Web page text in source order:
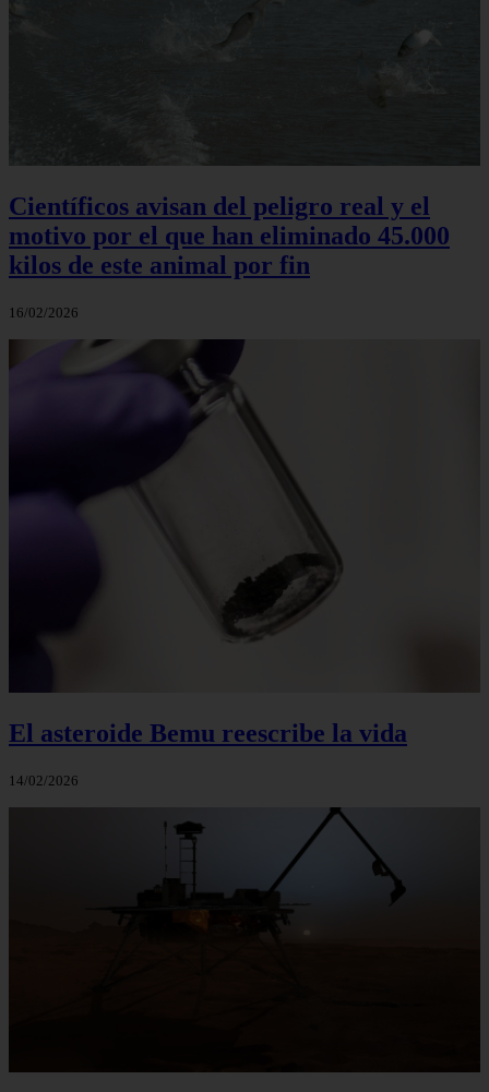
Científicos avisan del peligro real y el
motivo por el que han eliminado 45.000
kilos de este animal por fin
16/02/2026
El asteroide Bemu reescribe la vida
14/02/2026